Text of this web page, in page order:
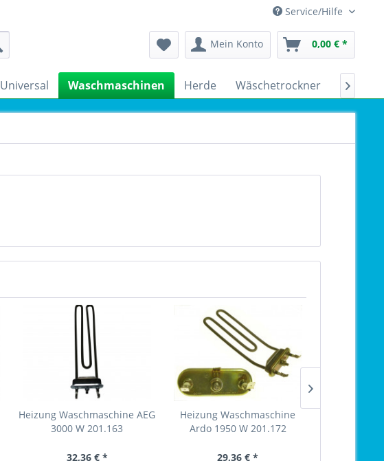
Service/Hilfe
Mein Konto 0,00 € *
Universal Waschmaschinen Herde Wäschetrockner 
Heizung Waschmaschine AEG
3000 W 201.163
32,36 € *
Heizung Waschmaschine
Ardo 1950 W 201.172
29,36 € *